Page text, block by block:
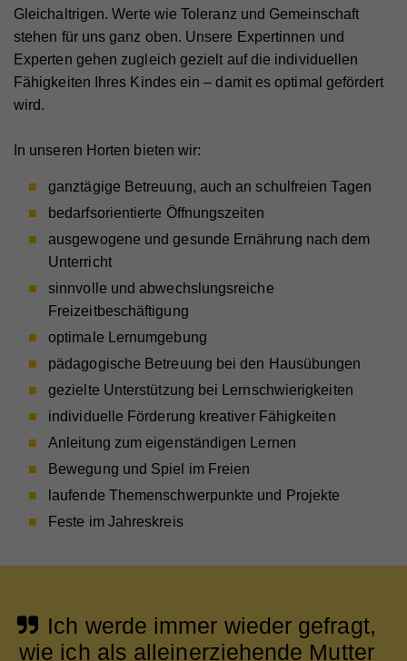
Gleichaltrigen. Werte wie Toleranz und Gemeinschaft
stehen für uns ganz oben. Unsere Expertinnen und
Experten gehen zugleich gezielt auf die individuellen
Fähigkeiten Ihres Kindes ein – damit es optimal gefördert
wird.
In unseren Horten bieten wir:
ganztägige Betreuung, auch an schulfreien Tagen
bedarfsorientierte Öffnungszeiten
ausgewogene und gesunde Ernährung nach dem
Unterricht
sinnvolle und abwechslungsreiche
Freizeitbeschäftigung
optimale Lernumgebung
pädagogische Betreuung bei den Hausübungen
gezielte Unterstützung bei Lernschwierigkeiten
individuelle Förderung kreativer Fähigkeiten
Anleitung zum eigenständigen Lernen
Bewegung und Spiel im Freien
laufende Themenschwerpunkte und Projekte
Feste im Jahreskreis
Ich werde immer wieder gefragt,
wie ich als alleinerziehende Mutter